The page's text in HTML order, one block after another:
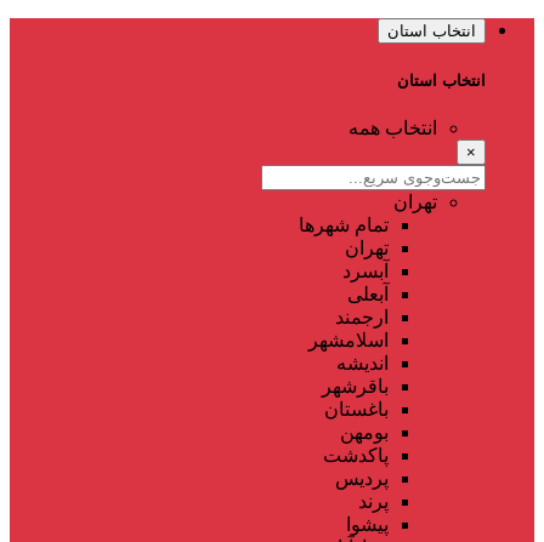
انتخاب استان
انتخاب استان
انتخاب همه
×
تهران
تمام شهر‌ها
تهران
آبسرد
آبعلی
ارجمند
اسلامشهر
اندیشه
باقرشهر
باغستان
بومهن
پاکدشت
پردیس
پرند
پیشوا